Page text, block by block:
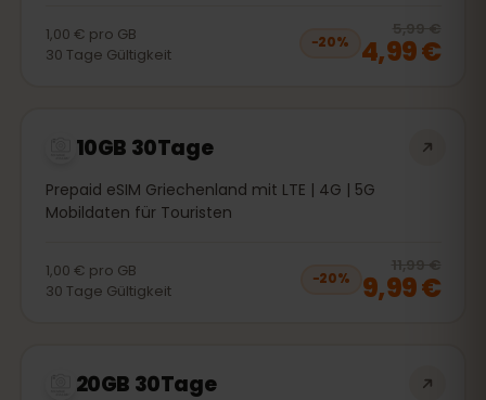
1,00 € pro GB
30 Tage Gültigkeit
−20%
5,99 €
4,99 €
10GB 30Tage
Prepaid eSIM Griechenland mit LTE | 4G | 5G
Mobildaten für Touristen
1,00 € pro GB
30 Tage Gültigkeit
−20%
11,99 €
9,99 €
20GB 30Tage